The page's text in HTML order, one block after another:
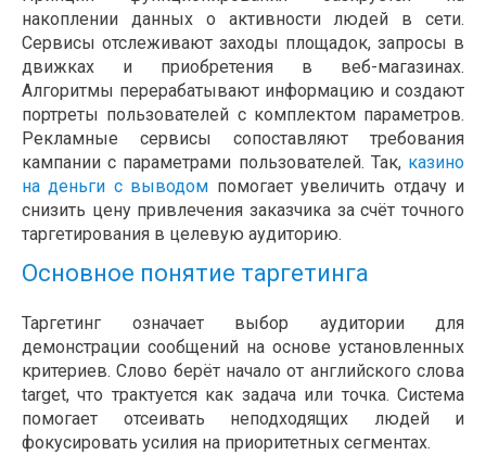
накоплении данных о активности людей в сети.
Сервисы отслеживают заходы площадок, запросы в
движках и приобретения в веб-магазинах.
Алгоритмы перерабатывают информацию и создают
портреты пользователей с комплектом параметров.
Рекламные сервисы сопоставляют требования
кампании с параметрами пользователей. Так, казино
на деньги с выводом помогает увеличить отдачу и
снизить цену привлечения заказчика за счёт точного
таргетирования в целевую аудиторию.
Основное понятие таргетинга
Таргетинг означает выбор аудитории для
демонстрации сообщений на основе установленных
критериев. Слово берёт начало от английского слова
target, что трактуется как задача или точка. Система
помогает отсеивать неподходящих людей и
фокусировать усилия на приоритетных сегментах.